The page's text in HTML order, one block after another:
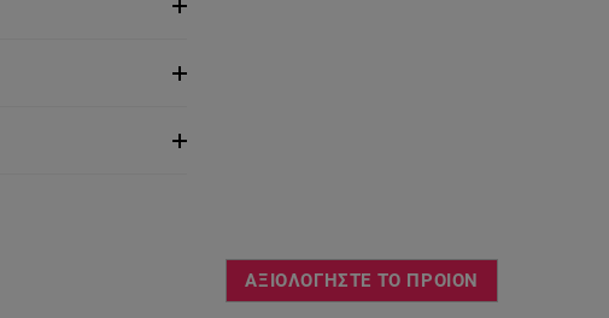
ΑΞΙΟΛΟΓΗΣΤΕ ΤΟ ΠΡΟΙΟΝ